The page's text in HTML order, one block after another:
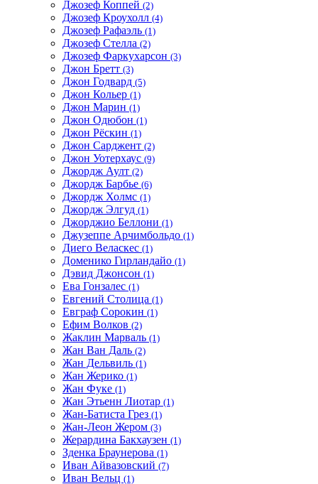
Джозеф Коппей (2)
Джозеф Кроухолл (4)
Джозеф Рафаэль (1)
Джозеф Стелла (2)
Джозеф Фаркухарсон (3)
Джон Бретт (3)
Джон Годвард (5)
Джон Кольер (1)
Джон Марин (1)
Джон Одюбон (1)
Джон Рёскин (1)
Джон Сарджент (2)
Джон Уотерхаус (9)
Джордж Аулт (2)
Джордж Барбье (6)
Джордж Холмс (1)
Джордж Элгуд (1)
Джорджио Беллони (1)
Джузеппе Арчимбольдо (1)
Диего Веласкес (1)
Доменико Гирландайо (1)
Дэвид Джонсон (1)
Ева Гонзалес (1)
Евгений Столица (1)
Евграф Сорокин (1)
Ефим Волков (2)
Жаклин Марваль (1)
Жан Ван Даль (2)
Жан Дельвиль (1)
Жан Жерико (1)
Жан Фуке (1)
Жан Этьенн Лиотар (1)
Жан-Батиста Грез (1)
Жан-Леон Жером (3)
Жерардина Бакхаузен (1)
Зденка Браунерова (1)
Иван Айвазовский (7)
Иван Вельц (1)